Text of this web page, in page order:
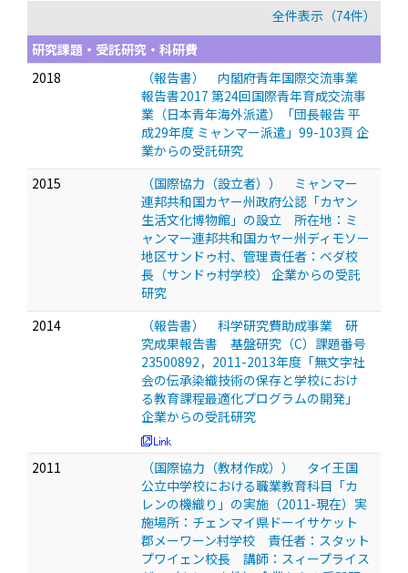
全件表示（74件）
研究課題・受託研究・科研費
2018
（報告書） 内閣府青年国際交流事業
報告書2017 第24回国際青年育成交流事
業（日本青年海外派遣）「団長報告 平
成29年度 ミャンマー派遣」99-103頁 企
業からの受託研究
2015
（国際協力（設立者）） ミャンマー
連邦共和国カヤー州政府公認「カヤン
生活文化博物館」の設立 所在地：ミ
ャンマー連邦共和国カヤー州ディモソー
地区サンドゥ村、管理責任者：ベダ校
長（サンドゥ村学校） 企業からの受託
研究
2014
（報告書） 科学研究費助成事業 研
究成果報告書 基盤研究（C）課題番号
23500892，2011-2013年度「無文字社
会の伝承染織技術の保存と学校におけ
る教育課程最適化プログラムの開発」
企業からの受託研究
2011
（国際協力（教材作成）） タイ王国
公立中学校における職業教育科目「カ
レンの機織り」の実施（2011-現在）実
施場所：チェンマイ県ドーイサケット
郡メーワーン村学校 責任者：スタット
プワイェン校長 講師：スィープライス